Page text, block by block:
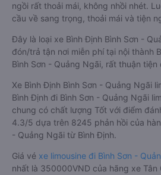
ngồi rất thoải mái, không nhồi nhét.
cầu về sang trọng, thoải mái và tiện
Đây là loại xe Bình Định Bình Sơn -
đón/trả tận nơi miễn phí tại nội thành
Bình Sơn - Quảng Ngãi, rất thuận tiện
Xe Bình Định Bình Sơn - Quảng Ngãi
Bình Định đi Bình Sơn - Quảng Ngãi
chung có chất lượng Tốt với điểm
4.3/5 dựa trên 8245 phản hồi của
- Quảng Ngãi từ Bình Định.
Giá vé xe limousine đi Bình Sơn -
nhất là 350000VND của hãng xe Tân